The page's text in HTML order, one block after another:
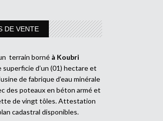
DE VENTE
terrain borné à Koubri
superficie d’un (01) hectare et
de fabrique d’eau minérale
des poteaux en béton armé et
de vingt tôles. Attestation
cadastral disponibles.